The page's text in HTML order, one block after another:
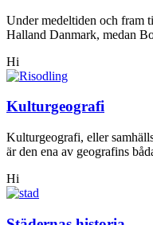
Under medeltiden och fram
Halland Danmark, medan
Hi
Kulturgeografi
Kulturgeografi, eller
är den ena av geografins
Hi